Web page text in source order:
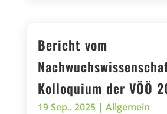
Bericht vom
Kolloquium der VÖÖ
19 Sep.. 2025| Allgemein